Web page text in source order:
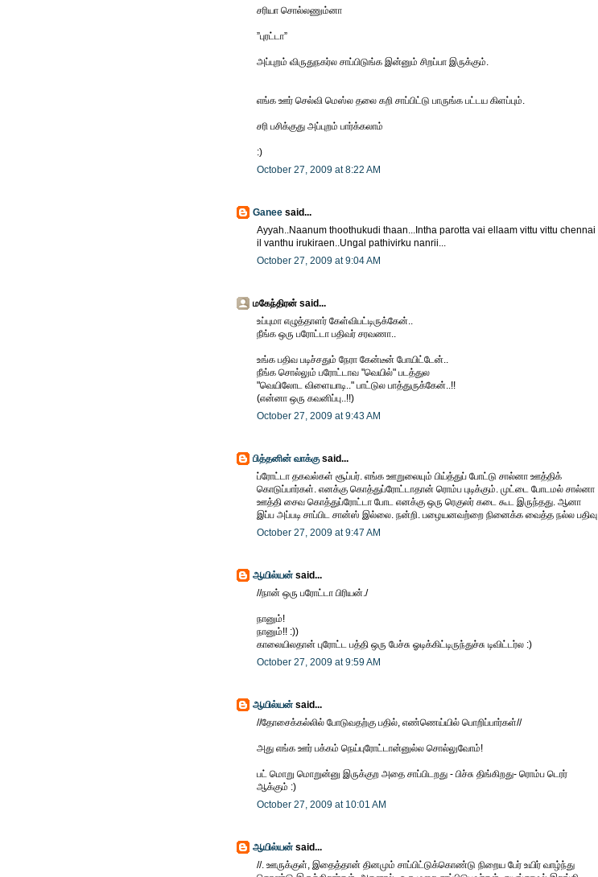
சரியா சொல்லணும்னா
”புரட்டா”
அப்புறம் விருதுநகர்ல சாப்பிடுங்க இன்னும் சிறப்பா இருக்கும்.
எங்க ஊர் செல்வி மெஸ்ல தலை கறி சாப்பிட்டு பாருங்க பட்டய கிளப்பும்.
சரி பசிக்குது அப்புறம் பார்க்கலாம்
:)
October 27, 2009 at 8:22 AM
Ganee said...
Ayyah..Naanum thoothukudi thaan...Intha parotta vai ellaam vittu vittu chennai
il vanthu irukiraen..Ungal pathivirku nanrii...
October 27, 2009 at 9:04 AM
மகேந்திரன் said...
உப்புமா எழுத்தாளர் கேள்விபட்டிருக்கேன்..
நீங்க ஒரு பரோட்டா பதிவர் சரவணா..
உங்க பதிவ படிச்சதும் நேரா கேன்டீன் போயிட்டேன்..
நீங்க சொல்லும் பரோட்டாவ "வெயில்" படத்துல
"வெயிலோட விளையாடி.." பாட்டுல பாத்துருக்கேன்..!!
(என்னா ஒரு கவனிப்பு..!!)
October 27, 2009 at 9:43 AM
பித்தனின் வாக்குsaid...
ப்ரோட்டா தகவல்கள் சூப்பர். எங்க ஊறுலையும் பிய்த்துப் போட்டு சால்னா ஊத்திக்
கொடுப்பார்கள். எனக்கு கொத்துப்ரோட்டாதான் ரொம்ப புடிக்கும். முட்டை போடமல் சால்னா
ஊத்தி சைவ கொத்துப்ரோட்டா போட எனக்கு ஒரு ரெகுலர் கடை கூட இருந்தது. ஆனா
இப்ப அப்படி சாப்பிட சான்ஸ் இல்லை. நன்றி. பழையனவற்றை நினைக்க வைத்த நல்ல பதிவு.
October 27, 2009 at 9:47 AM
ஆயில்யன் said...
//நான் ஒரு பரோட்டா பிரியன்./
நானும்!
நானும்!! :))
காலையிலதான் புரோட்ட பத்தி ஒரு பேச்சு ஓடிக்கிட்டிருந்துச்சு டிவிட்டர்ல :)
October 27, 2009 at 9:59 AM
ஆயில்யன் said...
//தோசைக்கல்லில் போடுவதற்கு பதில், எண்ணெய்யில் பொறிப்பார்கள்//
அது எங்க ஊர் பக்கம் நெய்புரோட்டான்னுல்ல சொல்லுவோம்!
பட் மொறு மொறுன்னு இருக்குற அதை சாப்பிடறது - பிச்சு திங்கிறது- ரொம்ப டெரர்
ஆக்கும் :)
October 27, 2009 at 10:01 AM
ஆயில்யன் said...
//. ஊருக்குள், இதைத்தான் தினமும் சாப்பிட்டுக்கொண்டு நிறைய பேர் உயிர் வாழ்ந்து